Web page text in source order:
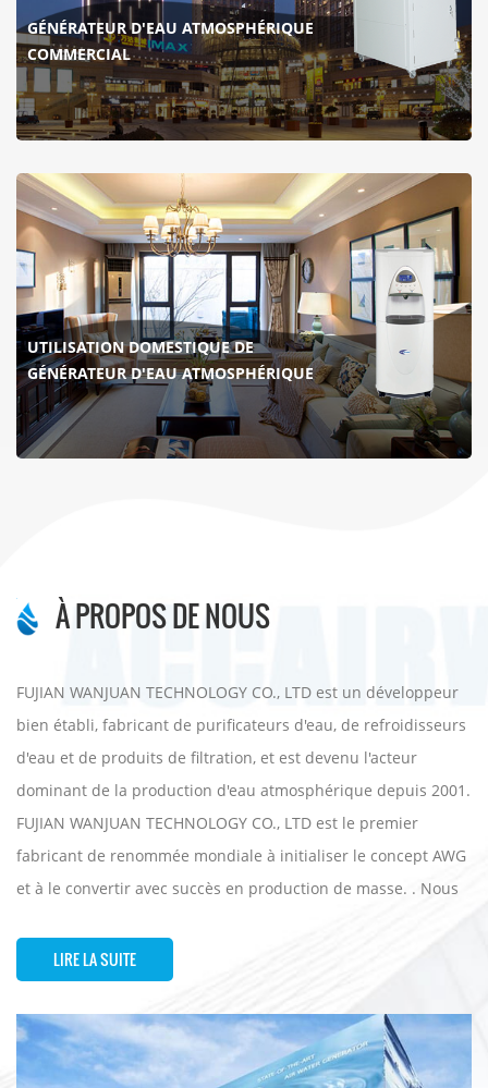
GÉNÉRATEUR D'EAU ATMOSPHÉRIQUE
COMMERCIAL
UTILISATION DOMESTIQUE DE
GÉNÉRATEUR D'EAU ATMOSPHÉRIQUE
À PROPOS DE NOUS
FUJIAN WANJUAN TECHNOLOGY CO., LTD est un développeur
bien établi, fabricant de purificateurs d'eau, de refroidisseurs
d'eau et de produits de filtration, et est devenu l'acteur
dominant de la production d'eau atmosphérique depuis 2001.
FUJIAN WANJUAN TECHNOLOGY CO., LTD est le premier
fabricant de renommée mondiale à initialiser le concept AWG
et à le convertir avec succès en production de masse. . Nous
fabrication et la commercialisation de générateurs d'eau
atmosphérique (AWG) ainsi que d'appareils de purification et
de filtration d'eau RO. FUJIAN WANJUAN TECHNOLOGY CO.,
LTD est la réponse aux besoins mondiaux de pénurie d'eau et
LIRE LA SUITE